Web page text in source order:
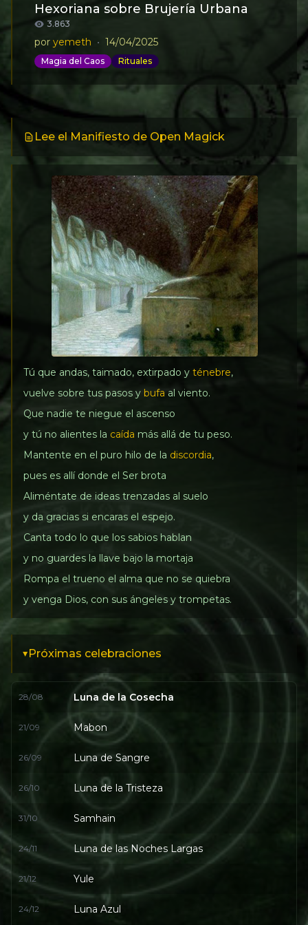
Hexoriana sobre Brujería Urbana
3.863
por yemeth • 14/04/2025
Magia del Caos Rituales
Lee el Manifiesto de Open Magick
Tú que andas, taimado, extirpado y ténebre,
vuelve sobre tus pasos y bufa al viento.
Que nadie te niegue el ascenso
y tú no alientes la caída más allá de tu peso.
Mantente en el puro hilo de la discordia,
pues es allí donde el Ser brota
Aliméntate de ideas trenzadas al suelo
y da gracias si encaras el espejo.
Canta todo lo que los sabios hablan
y no guardes la llave bajo la mortaja
Rompa el trueno el alma que no se quiebra
y venga Dios, con sus ángeles y trompetas.
▸Próximas celebraciones
28/08 Luna de la Cosecha
21/09 Mabon
26/09 Luna de Sangre
26/10 Luna de la Tristeza
31/10 Samhain
24/11 Luna de las Noches Largas
21/12 Yule
24/12 Luna Azul